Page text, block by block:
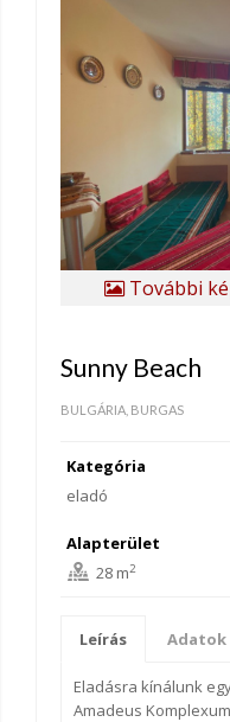
További
Sunny Beach
BULGÁRIA, BURGAS
Kategória
eladó
Alapterület
28 m2
Leírás Adatok
Eladásra kínálunk
Amadeus